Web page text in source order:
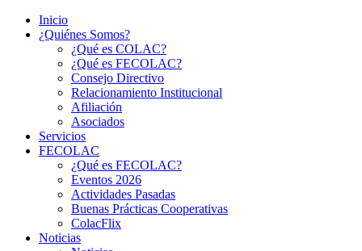
Inicio
¿Quiénes Somos?
¿Qué es COLAC?
¿Qué es FECOLAC?
Consejo Directivo
Relacionamiento Institucional
Afiliación
Asociados
Servicios
FECOLAC
¿Qué es FECOLAC?
Eventos 2026
Actividades Pasadas
Buenas Prácticas Cooperativas
ColacFlix
Noticias